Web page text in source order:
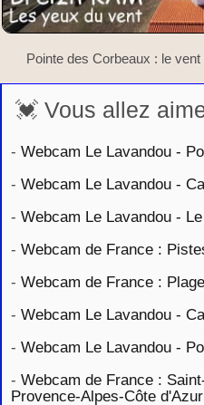
Pointe des Corbeaux : le
💓 Vous allez
- Webcam Le Lavandou -
- Webcam Le Lavandou -
- Webcam Le Lavandou -
- Webcam de France :
- Webcam de France :
- Webcam Le Lavandou -
- Webcam Le Lavandou -
- Webcam de France :
Provence-Alpes-Côte d'Azur